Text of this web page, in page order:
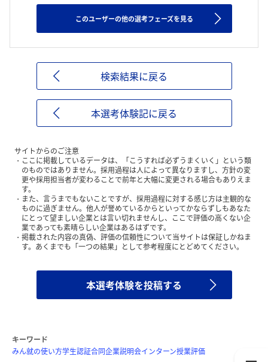
このユーザーの他の選考フェーズを見る
検索結果に戻る
本選考体験記に戻る
サイトからのご注意
ここに掲載しているデータは、「こうすれば必ずうまくいく」という類
のものではありません。採用過程は人によって異なりますし、方針の変
更や採用担当者が変わることで前年と大幅に変更される場合もありえま
す。
また、言うまでもないことですが、採用過程に対する感じ方は主観的な
ものに過ぎません。他人が誉めているからといってかならずしもあなた
にとって望ましい企業とは言い切れませんし、ここで評価の高くない企
業であっても素晴らしい企業はあるはずです。
掲載された内容の真偽、評価の信頼性について当サイトは保証しかねま
す。あくまでも「一つの結果」として参考程度にとどめてください。
本選考体験を投稿する
キーワード
みん就の使い方学生認証合同企業説明会インターン授業評価